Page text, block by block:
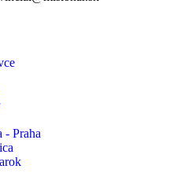
- Praha